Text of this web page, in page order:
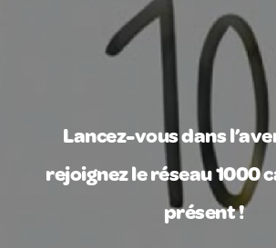
Lancez-vous dans
rejoignez le réseau 1000
présent !